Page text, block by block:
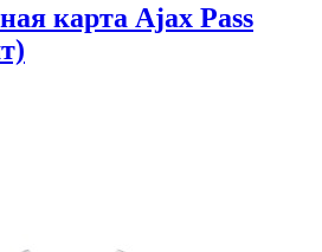
карта Ajax Pass